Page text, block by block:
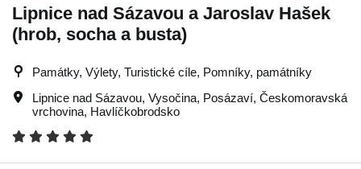
Lipnice nad Sázavou a Jaroslav Hašek
(hrob, socha a busta)
Památky, Výlety, Turistické cíle, Pomníky, památníky
Lipnice nad Sázavou, Vysočina, Posázaví, Českomoravská
vrchovina, Havlíčkobrodsko